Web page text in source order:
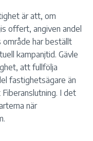
är att, om
offert, angiven andel
har beställt
kampanjtid. Gävle
att fullfölja
fastighetsägare än
I det
när